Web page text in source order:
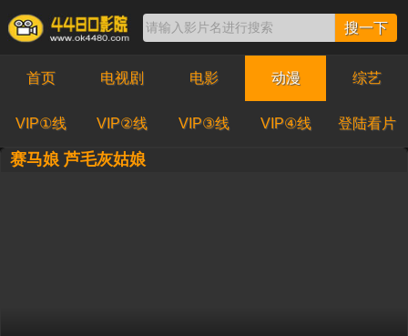
搜一下
首页 电视剧 电影 动漫 综艺
VIP①线 VIP②线 VIP③线 VIP④线 登陆看片
赛马娘 芦毛灰姑娘